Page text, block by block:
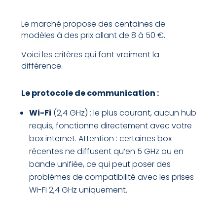
Le marché propose des centaines de
modèles à des prix allant de 8 à 50 €.
Voici les critères qui font vraiment la
différence.
Le protocole de communication :
Wi-Fi (2,4 GHz) : le plus courant, aucun hub
requis, fonctionne directement avec votre
box internet. Attention : certaines box
récentes ne diffusent qu’en 5 GHz ou en
bande unifiée, ce qui peut poser des
problèmes de compatibilité avec les prises
Wi-Fi 2,4 GHz uniquement.